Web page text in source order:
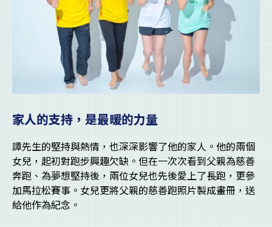
家人的支持，是最暖的力量
譚先生的堅持與熱情，也深深影響了他的家人。他的兩個
女兒，起初對跑步興趣欠缺。但在一次次看到父親為慈善
奔跑、為夢想堅持後，兩位女兒也先後愛上了長跑，更參
加馬拉松賽事。女兒更將父親的慈善跑照片製成畫冊，送
給他作為紀念。